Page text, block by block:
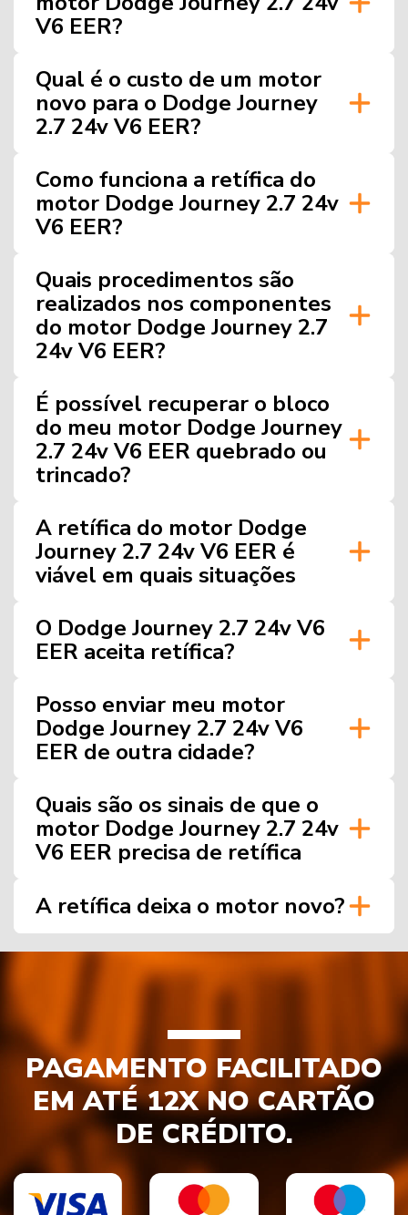
V6 EER?
Qual é o custo de um motor
novo para o Dodge Journey
2.7 24v V6 EER?
Como funciona a retífica do
motor Dodge Journey 2.7 24v
V6 EER?
Quais procedimentos são
realizados nos componentes
do motor Dodge Journey 2.7
24v V6 EER?
É possível recuperar o bloco
do meu motor Dodge Journey
2.7 24v V6 EER quebrado ou
trincado?
A retífica do motor Dodge
Journey 2.7 24v V6 EER é
viável em quais situações
O Dodge Journey 2.7 24v V6
EER aceita retífica?
Posso enviar meu motor
Dodge Journey 2.7 24v V6
EER de outra cidade?
Quais são os sinais de que o
motor Dodge Journey 2.7 24v
V6 EER precisa de retífica
A retífica deixa o motor novo?
PAGAMENTO FACILITADO
EM ATÉ 12X NO CARTÃO
DE CRÉDITO.